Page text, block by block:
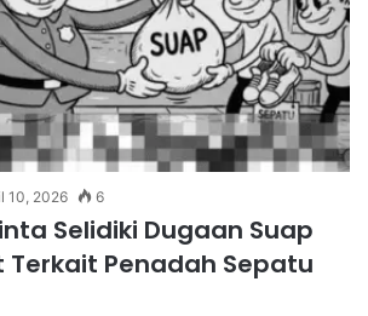
10, 2026 6
Selidiki Dugaan Suap
Terkait Penadah Sepatu